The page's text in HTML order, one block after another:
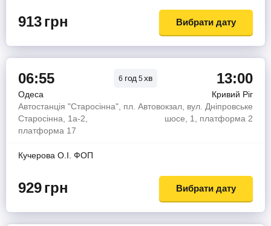
913грн Вибрати дату
06:55 6 год 5хв 13:00
Одеса
Кривий Ріг
Автостанція "Старосінна", пл.
Старосінна, 1а-2,
платформа 17
Автовокзал, вул. Дніпровське
шосе, 1, платформа 2
Кучерова О.І. ФОП
929грн Вибрати дату